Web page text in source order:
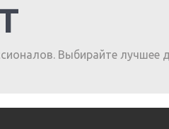
Выбирайте лучшее